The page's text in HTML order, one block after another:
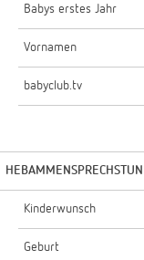
Babys erstes Jahr
Vornamen
babyclub.tv
Kinderwunsch
Geburt